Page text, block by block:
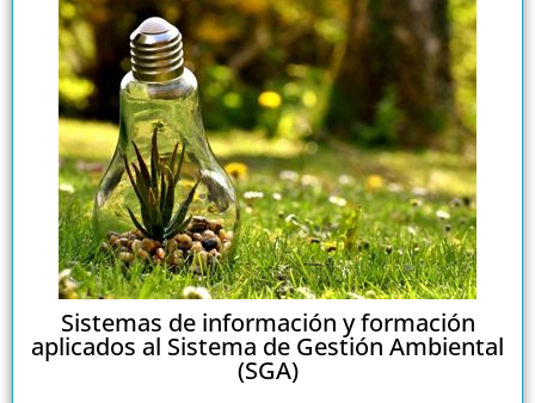
Sistemas de información y formación
aplicados al Sistema de Gestión Ambiental
(SGA)